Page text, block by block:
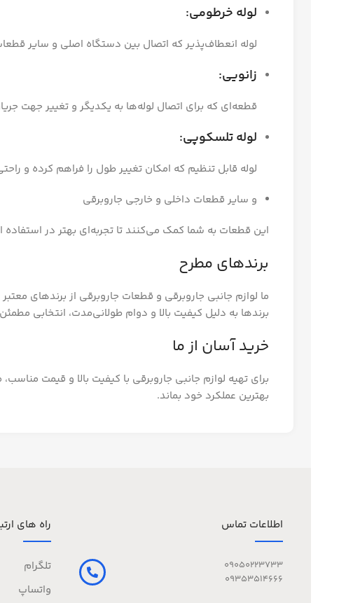
لوله خرطومی:
لوله انعطاف‌پذیر که اتصال بین دستگاه اصلی و سایر
زانویی:
قطعه‌ای که برای اتصال لوله‌ها به یکدیگر و تغییر جهت
لوله تلسکوپی:
لوله قابل تنظیم که امکان تغییر طول را فراهم کرده و
و سایر قطعات داخلی و خارجی جاروبرقی
این قطعات به شما کمک می‌کنند تا تجربه‌ای بهتر در
برندهای مطرح
ما لوازم جانبی جاروبرقی و قطعات جاروبرقی از برندهای
برندها به دلیل کیفیت بالا و دوام طولانی‌مدت، انتخابی
خرید آسان از ما
برای تهیه لوازم جانبی جاروبرقی با کیفیت بالا و قیمت
بهترین عملکرد خود بماند.
اطلاعات تماس
09050223733
09353514666
راه های
تلگرام
واتساپ